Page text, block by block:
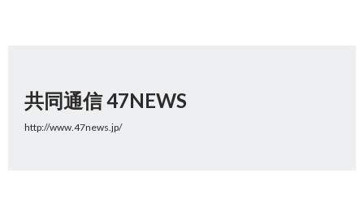
共同通信 47NEWS
http://www.47news.jp/